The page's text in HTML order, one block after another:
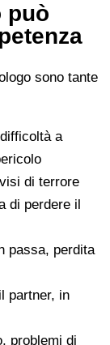
può
sono tante
a
di terrore
di perdere il
passa, perdita
partner, in
problemi di